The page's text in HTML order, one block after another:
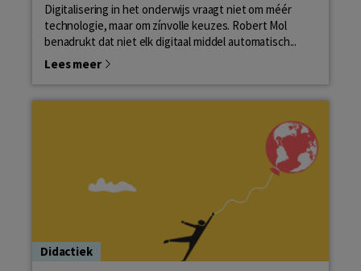
Digitalisering in het onderwijs vraagt niet om méér
technologie, maar om zínvolle keuzes. Robert Mol
benadrukt dat niet elk digitaal middel automatisch...
Lees meer
Didactiek